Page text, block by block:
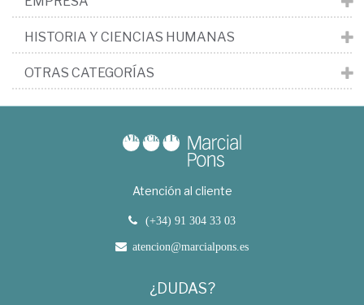
HISTORIA Y CIENCIAS HUMANAS
OTRAS CATEGORÍAS
Atención al cliente
(+34) 91 304 33 03
atencion@marcialpons.es
¿DUDAS?